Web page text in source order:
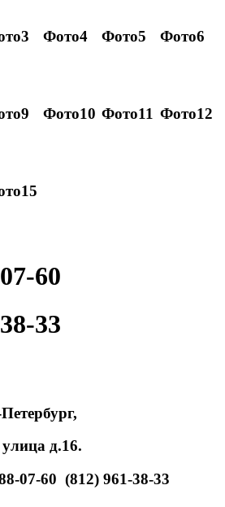
Фото4 Фото5 Фото6
Фото10 Фото11 Фото12
60
33
д.16.
07-60 (812) 961-38-33